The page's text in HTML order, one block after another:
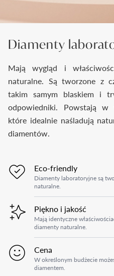
Diamenty
Mają wygląd i
naturalne. Są tworzone z
takim samym blaskiem i
odpowiedniki. Powstają w
które idealnie naśladują
diamentów.
Eco-friendly
Diamenty laboratoryjne są
naturalne.
Piękno i jakość
Mają identyczne
diamenty naturalne.
Cena
W określonym budżecie
diamentem.